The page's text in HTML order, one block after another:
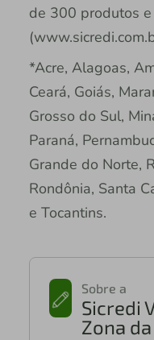
de 300 produtos
*Acre, Alagoas,
Ceará, Goiás,
Grosso do Sul,
Paraná,
Grande do Norte,
Rondônia, Santa
e Tocantins.
Sobre a
Sicredi
Zona